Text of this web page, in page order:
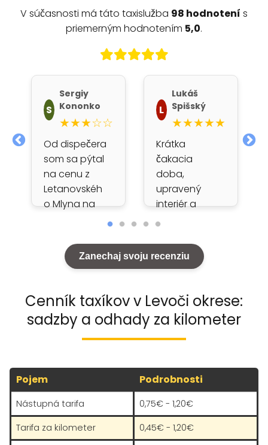
V súčasnosti má táto taxislužba 98 hodnotení s
priemerným hodnotením 5,0.
S
Sergiy
Kononko
★★★☆☆
Od dispečera
som sa pýtal
na cenu z
Letanovskéh
o Mlyna na
že je to 18 eur.
Ked nas
tak vyslo
cena 28 eur.
Dispečer
skontroloval
tabuľky,
stálenecháp
em, kde sa
vzal taký
rozdiel
L
Lukáš
Spišský
★★★★★
Krátka
čakacia
doba,
upravený
interiér a
príjemný
Jednoznačne
by som tuto
Zanechaj svoju recenziu
Cenník taxíkov v Levoči okrese:
sadzby a odhady za kilometer
Pojem Podrobnosti
Nástupná tarifa
0,75€ - 1,20€
Tarifa za kilometer
0,45€ - 1,20€